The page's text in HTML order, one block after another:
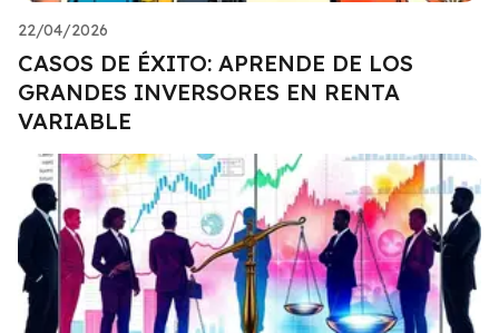
22/04/2026
CASOS DE ÉXITO: APRENDE DE LOS
GRANDES INVERSORES EN RENTA
VARIABLE